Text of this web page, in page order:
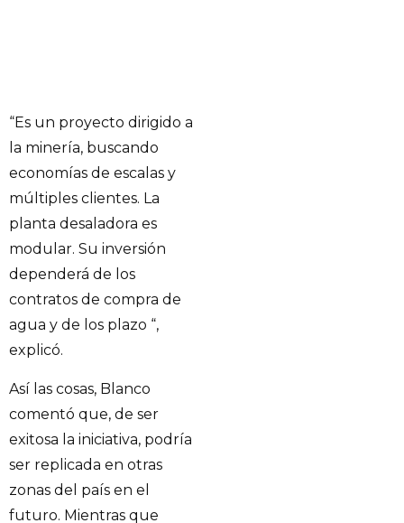
“Es un proyecto dirigido a
la minería, buscando
economías de escalas y
múltiples clientes. La
planta desaladora es
modular. Su inversión
dependerá de los
contratos de compra de
agua y de los plazo “,
explicó.
Así las cosas, Blanco
comentó que, de ser
exitosa la iniciativa, podría
ser replicada en otras
zonas del país en el
futuro. Mientras que